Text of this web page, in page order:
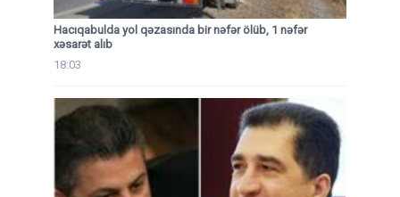
Hacıqabulda yol qəzasında bir nəfər ölüb, 1 nəfər
xəsarət alıb
18:03